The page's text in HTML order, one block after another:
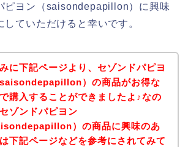
ピヨン（saisondepapillon）に興味
ていただけると幸いです。
に下記ページより、セゾンドパピヨ
）の商品がお得な
購入することができましたよ♪なの
ゾンドパピヨン
）の商品に興味のあ
下記ページなどを参考にされてみて